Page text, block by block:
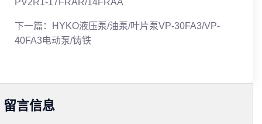
PV2R1-17FRAR/14FRAA
下一篇：
HYKO液压泵/油泵/叶片泵VP-30FA3/VP-
40FA3电动泵/铸铁
留言信息